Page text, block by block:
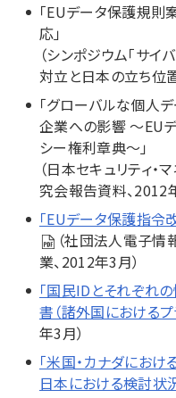
「EUデータ保護規
応」
（シンポジウム「サ
対立と日本の立ち位
「グローバルな個人
企業への影響 ～EU
シー権利章典～」
（日本セキュリティ
究会報告資料、2012
「EUデータ保護指令
（社団法人電子情
業、2012年3月）
「国民IDとそれぞれ
書（諸外国におけるプ
年3月）
「米国・カナダにおけ
日本における検討状